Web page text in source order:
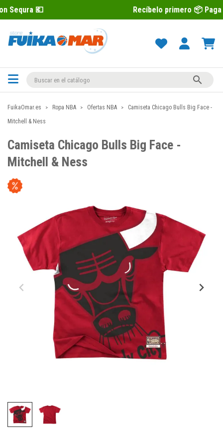
Recíbelo primero 📦 Paga después con

FuikaOmar.es Ropa NBA Ofertas NBA
Camiseta Chicago Bulls Big Face -
Mitchell & Ness
Camiseta Chicago Bulls Big Face -
Mitchell & Ness